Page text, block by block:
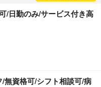
/日勤のみ/サービス付き高
/無資格可/シフト相談可/病